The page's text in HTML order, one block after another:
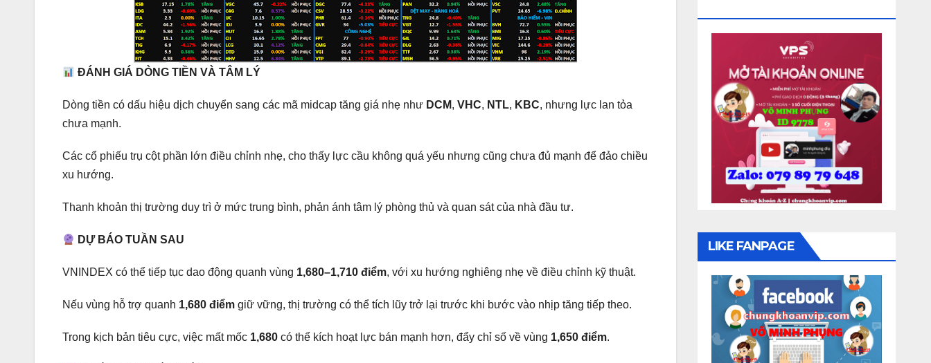
ĐÁNH GIÁ DÒNG TIỀN VÀ TÂM LÝ
Dòng tiền có dấu hiệu dịch chuyển sang các mã midcap tăng giá nhẹ như DCM, VHC, NTL, KBC, nhưng lực lan tỏa
chưa mạnh.
Các cổ phiếu trụ cột phần lớn điều chỉnh nhẹ, cho thấy lực cầu không quá yếu nhưng cũng chưa đủ mạnh để đảo chiều
xu hướng.
Thanh khoản thị trường duy trì ở mức trung bình, phản ánh tâm lý phòng thủ và quan sát của nhà đầu tư.
DỰ BÁO TUẦN SAU
VNINDEX có thể tiếp tục dao động quanh vùng 1,680–1,710 điểm, với xu hướng nghiêng nhẹ về điều chỉnh kỹ thuật.
Nếu vùng hỗ trợ quanh 1,680 điểm giữ vững, thị trường có thể tích lũy trở lại trước khi bước vào nhịp tăng tiếp theo.
Trong kịch bản tiêu cực, việc mất mốc 1,680 có thể kích hoạt lực bán mạnh hơn, đẩy chỉ số về vùng 1,650 điểm.
LIKE FANPAGE